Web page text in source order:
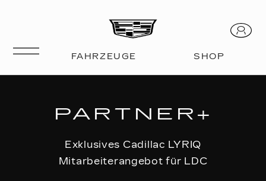
PARTNER+
Exklusives Cadillac LYRIQ
Mitarbeiterangebot für LDC